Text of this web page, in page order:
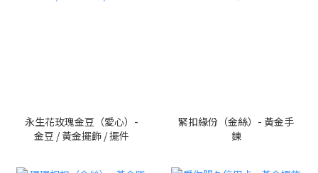
永生花玫瑰金豆（愛心）-
金豆 / 黃金擺飾 / 擺件
緊扣緣份（金絲）- 黃金手
鍊